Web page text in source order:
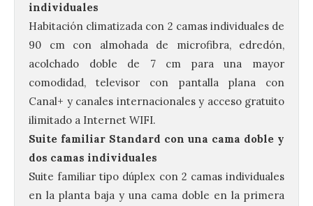
individuales
Habitación climatizada con 2 camas individuales de
90 cm con almohada de microfibra, edredón,
acolchado doble de 7 cm para una mayor
comodidad, televisor con pantalla plana con
Canal+ y canales internacionales y acceso gratuito
ilimitado a Internet WIFI.
Suite familiar Standard con una cama doble y
dos camas individuales
Suite familiar tipo dúplex con 2 camas individuales
en la planta baja y una cama doble en la primera